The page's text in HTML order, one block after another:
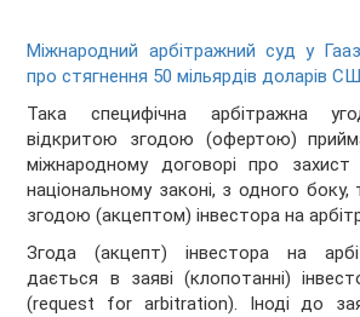
Міжнародний арбітражний суд у
про стягнення 50 мільярдів доларів
Така специфічна арбітражна
відкритою згодою (офертою)
міжнародному договорі про захист
національному законі, з одного боку,
згодою (акцептом) інвестора на
Згода (акцепт) інвестора на
дається в заяві (клопотанні)
(request for arbitration). Іноді до